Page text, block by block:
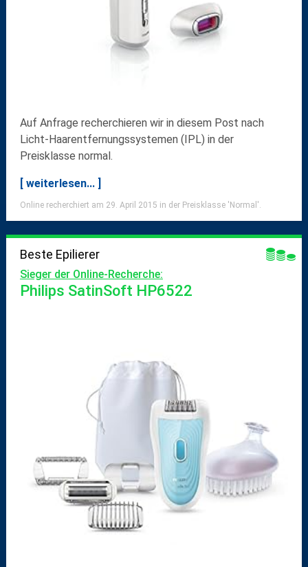
Auf Anfrage recherchieren wir in diesem Post nach
Licht-Haarentfernungssystemen (IPL) in der
Preisklasse normal.
[ weiterlesen... ]
Online recherchiert am 29. April 2015 in der Preisklasse 'Normal'.
Beste Epilierer
Sieger der Online-Recherche:
Philips SatinSoft HP6522